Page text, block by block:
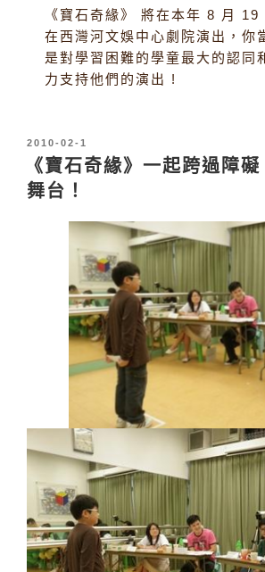
《寶石奇緣》 將在本年 8 月
在西灣河文娛中心劇院演出，你
是對學習困難的學童最大的認同
力支持他們的演出 !
發
表
於
2010-02-1
《寶石奇緣》一起跨過障
舞台！